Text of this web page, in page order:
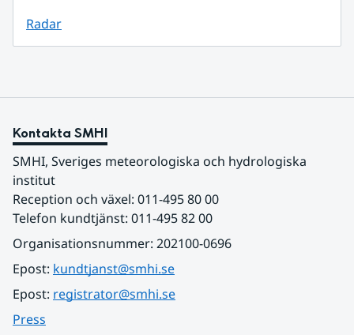
Radar
Kontakta SMHI
SMHI, Sveriges meteorologiska och hydrologiska
institut
Reception och växel: 011-495 80 00
Telefon kundtjänst: 011-495 82 00
Organisationsnummer: 202100-0696
Epost: kundtjanst@smhi.se
Epost: registrator@smhi.se
Press